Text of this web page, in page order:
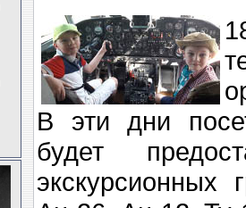
В эти дни
будет
экскурсионных